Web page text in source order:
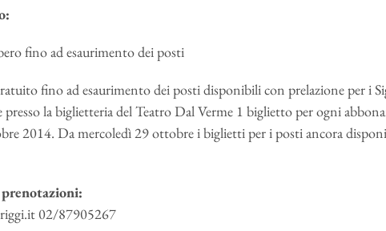
fino ad esaurimento dei posti
fino ad esaurimento dei posti disponibili con prelazione per i
la biglietteria del Teatro Dal Verme 1 biglietto per ogni
2014. Da mercoledì 29 ottobre i biglietti per i posti ancora
02/87905267